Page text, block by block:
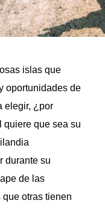
islas que
oportunidades de
elegir, ¿por
quiere que sea su
durante su
de las
otras tienen